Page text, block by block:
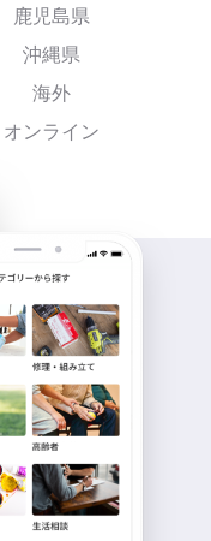
鹿児島県
沖縄県
海外
オンライン